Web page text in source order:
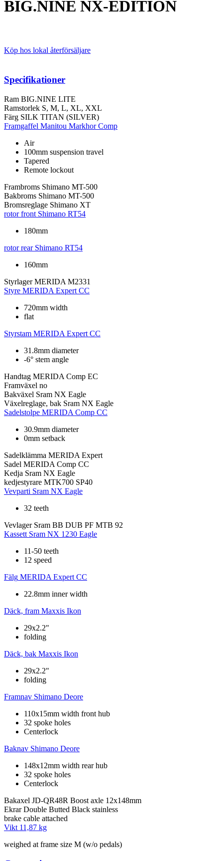
BIG.NINE NX-EDITION
Köp hos lokal återförsäljare
Specifikationer
Ram BIG.NINE LITE
Ramstorlek S, M, L, XL, XXL
Färg SILK TITAN (SILVER)
Framgaffel Manitou Markhor Comp
Air
100mm suspension travel
Tapered
Remote lockout
Frambroms Shimano MT-500
Bakbroms Shimano MT-500
Bromsreglage Shimano XT
rotor front Shimano RT54
180mm
rotor rear Shimano RT54
160mm
Styrlager MERIDA M2331
Styre MERIDA Expert CC
720mm width
flat
Styrstam MERIDA Expert CC
31.8mm diameter
-6° stem angle
Handtag MERIDA Comp EC
Framväxel no
Bakväxel Sram NX Eagle
Växelreglage, bak Sram NX Eagle
Sadelstolpe MERIDA Comp CC
30.9mm diameter
0mm setback
Sadelklämma MERIDA Expert
Sadel MERIDA Comp CC
Kedja Sram NX Eagle
kedjestyrare MTK700 SP40
Vevparti Sram NX Eagle
32 teeth
Vevlager Sram BB DUB PF MTB 92
Kassett Sram NX 1230 Eagle
11-50 teeth
12 speed
Fälg MERIDA Expert CC
22.8mm inner width
Däck, fram Maxxis Ikon
29x2.2"
folding
Däck, bak Maxxis Ikon
29x2.2"
folding
Framnav Shimano Deore
110x15mm width front hub
32 spoke holes
Centerlock
Baknav Shimano Deore
148x12mm width rear hub
32 spoke holes
Centerlock
Bakaxel JD-QR48R Boost axle 12x148mm
Ekrar Double Butted Black stainless
brake cable attached
Vikt 11,87 kg
weighed at frame size M (w/o pedals)